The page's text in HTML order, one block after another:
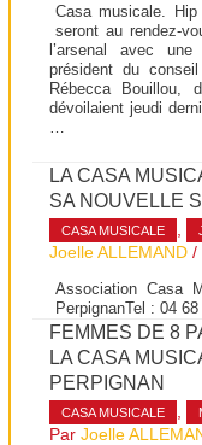
Casa musicale.
seront au rendez-
l’arsenal avec
président du
Rébecca Bouillou,
dévoilaient jeudi
LA CASA
SA NOUVELLE
CASA MUSICALE
Joelle ALLEMAND /
Association Casa
PerpignanTel : 04
FEMMES DE 8
LA CASA
PERPIGNAN
CASA MUSICALE
ParJoelle